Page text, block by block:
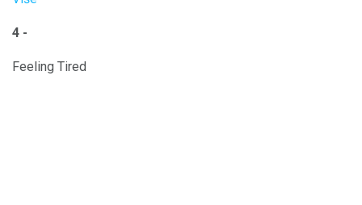
4 -
Feeling Tired